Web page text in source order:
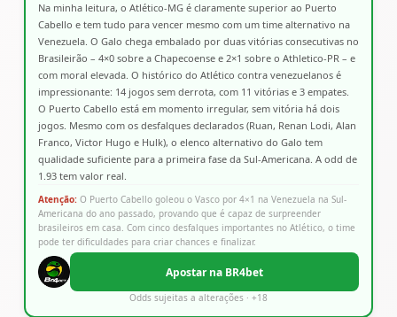
Na minha leitura, o Atlético-MG é claramente superior ao Puerto
Cabello e tem tudo para vencer mesmo com um time alternativo na
Venezuela. O Galo chega embalado por duas vitórias consecutivas no
Brasileirão – 4×0 sobre a Chapecoense e 2×1 sobre o Athletico-PR – e
com moral elevada. O histórico do Atlético contra venezuelanos é
impressionante: 14 jogos sem derrota, com 11 vitórias e 3 empates.
O Puerto Cabello está em momento irregular, sem vitória há dois
jogos. Mesmo com os desfalques declarados (Ruan, Renan Lodi, Alan
Franco, Victor Hugo e Hulk), o elenco alternativo do Galo tem
qualidade suficiente para a primeira fase da Sul-Americana. A odd de
1.93 tem valor real.
Atenção:O Puerto Cabello goleou o Vasco por 4×1 na Venezuela na Sul-
Americana do ano passado, provando que é capaz de surpreender
brasileiros em casa. Com cinco desfalques importantes no Atlético, o time
pode ter dificuldades para criar chances e finalizar.
Apostar na BR4bet
Odds sujeitas a alterações · +18